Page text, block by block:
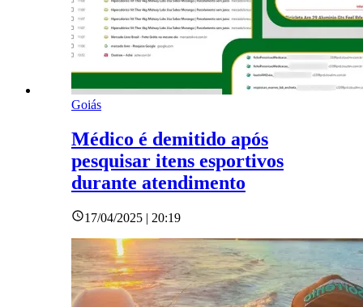
Goiás
Médico é demitido após
pesquisar itens esportivos
durante atendimento
17/04/2025 | 20:19